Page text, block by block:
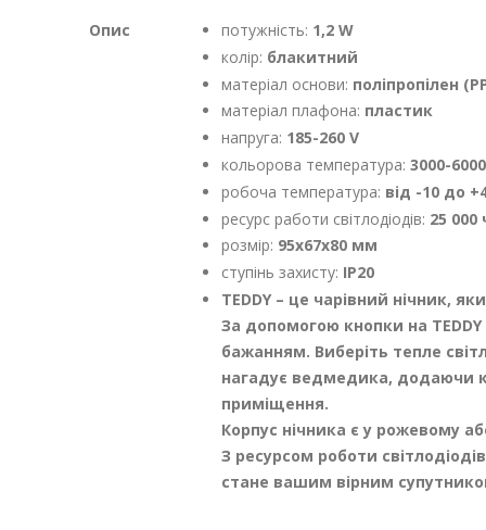
Опис потужність: 1,2 W
колір: блакитний
матеріал основи: поліпропілен
матеріал плафона: пластик
напруга: 185-260 V
кольорова температура: 3000-
робоча температура: від -10 до
ресурс работи світлодіодів: 25 000
розмір: 95х67х80​ мм
ступінь захисту: IP20
TEDDY – це чарівний нічник,
За допомогою кнопки на
бажанням. Виберіть тепле
нагадує ведмедика, додаючи
приміщення.
Корпус нічника є у рожевому
З ресурсом роботи
стане вашим вірним